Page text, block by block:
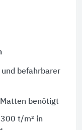
befahrbarer
benötigt
300 t/m² in